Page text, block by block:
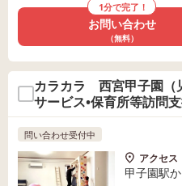
1分で完了！
お問い合わせ
（無料）
カラカラ 西宮甲子園（
サービス•保育所等訪問支
問い合わせ受付中
アクセス
甲子園駅